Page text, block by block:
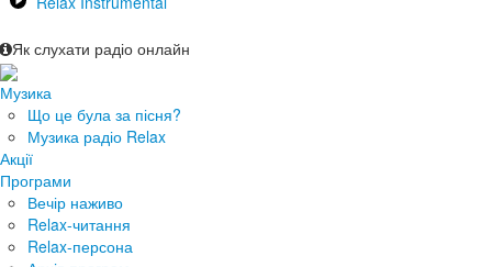
Як слухати радіо онлайн
Музика
Що це була за пісня?
Музика радіо Relax
Акції
Програми
Вечір наживо
Relax-читання
Relax-персона